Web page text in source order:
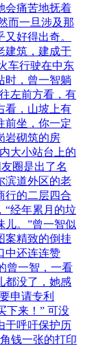
会痛苦地抚着
而一旦涉及那
好得出奇。
建筑，建成于
车行驶在中东
时，曾一智躺
左前方看，有
看，山坡上有
前坐，你一定
岩砌筑的房
大小站台上的
圈是出了名
滨道外区的老
行的二层四合
“经年累月的垃
儿。”曾一智似
案精致的倒挂
中还连连赞
曾一智，一看
都没了，她感
申请专利
下来！” 可没
于呼吁保护历
钱一张的打印